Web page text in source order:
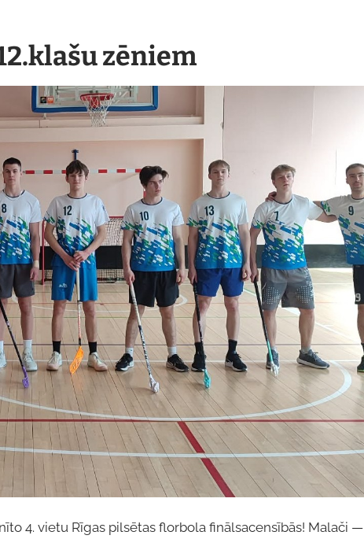
zēniem
4. vietu Rīgas pilsētas florbola finālsacensībās! Malači —